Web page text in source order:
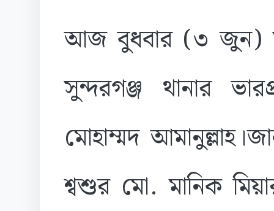
আজ বুধবার (৩ জুন)
সুন্দরগঞ্জ থানার
মোহাম্মদ
শ্বশুর মো. মানিক